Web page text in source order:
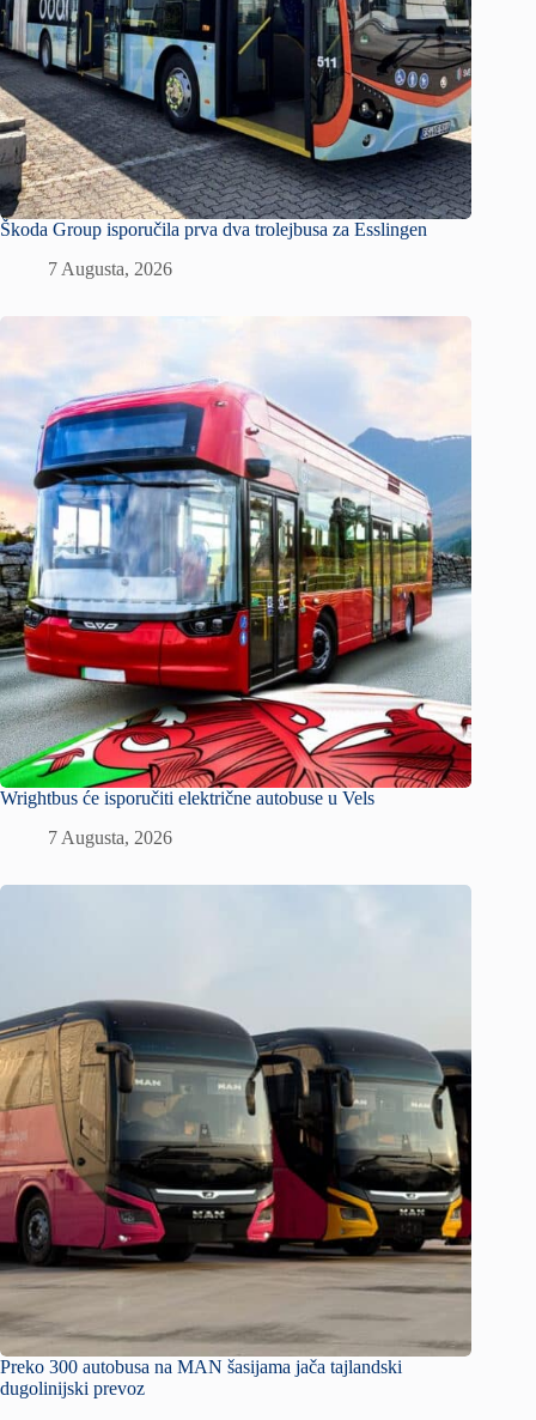
Škoda Group isporučila prva dva trolejbusa za Esslingen
7 Augusta, 2026
Wrightbus će isporučiti električne autobuse u Vels
7 Augusta, 2026
Preko 300 autobusa na MAN šasijama jača tajlandski
dugolinijski prevoz